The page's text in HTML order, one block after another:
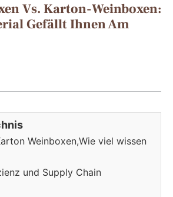
Vs. Karton-Weinboxen:
Gefällt Ihnen Am
Weinboxen,Wie viel wissen
und Supply Chain